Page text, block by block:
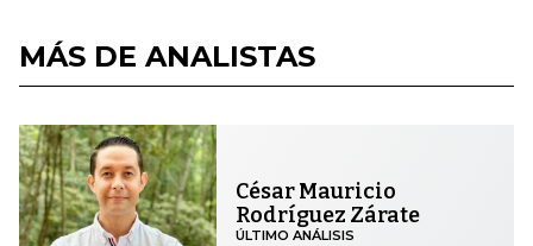
MÁS DE ANALISTAS
César Mauricio
Rodríguez Zárate
ÚLTIMO ANÁLISIS